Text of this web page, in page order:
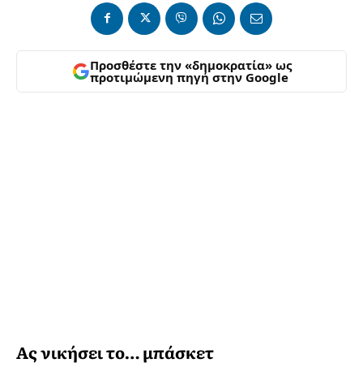
Προσθέστε την «δημοκρατία» ως
προτιμώμενη πηγή στην Google
Ας νικήσει το… μπάσκετ